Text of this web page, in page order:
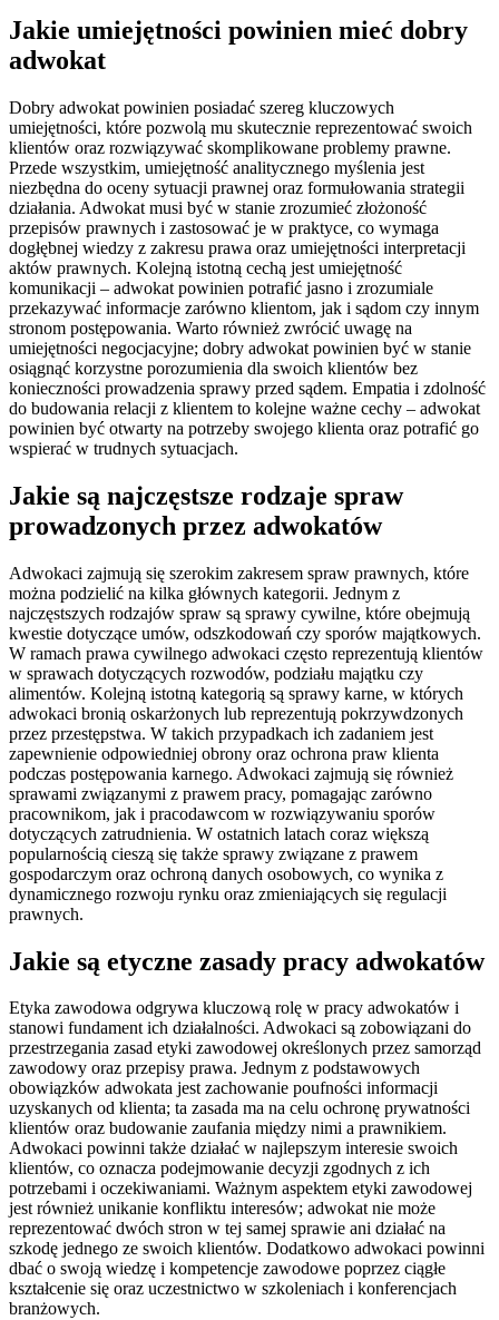
Jakie umiejętności powinien mieć dobry
adwokat
Dobry adwokat powinien posiadać szereg kluczowych
umiejętności, które pozwolą mu skutecznie reprezentować swoich
klientów oraz rozwiązywać skomplikowane problemy prawne.
Przede wszystkim, umiejętność analitycznego myślenia jest
niezbędna do oceny sytuacji prawnej oraz formułowania strategii
działania. Adwokat musi być w stanie zrozumieć złożoność
przepisów prawnych i zastosować je w praktyce, co wymaga
dogłębnej wiedzy z zakresu prawa oraz umiejętności interpretacji
aktów prawnych. Kolejną istotną cechą jest umiejętność
komunikacji – adwokat powinien potrafić jasno i zrozumiale
przekazywać informacje zarówno klientom, jak i sądom czy innym
stronom postępowania. Warto również zwrócić uwagę na
umiejętności negocjacyjne; dobry adwokat powinien być w stanie
osiągnąć korzystne porozumienia dla swoich klientów bez
konieczności prowadzenia sprawy przed sądem. Empatia i zdolność
do budowania relacji z klientem to kolejne ważne cechy – adwokat
powinien być otwarty na potrzeby swojego klienta oraz potrafić go
wspierać w trudnych sytuacjach.
Jakie są najczęstsze rodzaje spraw
prowadzonych przez adwokatów
Adwokaci zajmują się szerokim zakresem spraw prawnych, które
można podzielić na kilka głównych kategorii. Jednym z
najczęstszych rodzajów spraw są sprawy cywilne, które obejmują
kwestie dotyczące umów, odszkodowań czy sporów majątkowych.
W ramach prawa cywilnego adwokaci często reprezentują klientów
w sprawach dotyczących rozwodów, podziału majątku czy
alimentów. Kolejną istotną kategorią są sprawy karne, w których
adwokaci bronią oskarżonych lub reprezentują pokrzywdzonych
przez przestępstwa. W takich przypadkach ich zadaniem jest
zapewnienie odpowiedniej obrony oraz ochrona praw klienta
podczas postępowania karnego. Adwokaci zajmują się również
sprawami związanymi z prawem pracy, pomagając zarówno
pracownikom, jak i pracodawcom w rozwiązywaniu sporów
dotyczących zatrudnienia. W ostatnich latach coraz większą
popularnością cieszą się także sprawy związane z prawem
gospodarczym oraz ochroną danych osobowych, co wynika z
dynamicznego rozwoju rynku oraz zmieniających się regulacji
prawnych.
Jakie są etyczne zasady pracy adwokatów
Etyka zawodowa odgrywa kluczową rolę w pracy adwokatów i
stanowi fundament ich działalności. Adwokaci są zobowiązani do
przestrzegania zasad etyki zawodowej określonych przez samorząd
zawodowy oraz przepisy prawa. Jednym z podstawowych
obowiązków adwokata jest zachowanie poufności informacji
uzyskanych od klienta; ta zasada ma na celu ochronę prywatności
klientów oraz budowanie zaufania między nimi a prawnikiem.
Adwokaci powinni także działać w najlepszym interesie swoich
klientów, co oznacza podejmowanie decyzji zgodnych z ich
potrzebami i oczekiwaniami. Ważnym aspektem etyki zawodowej
jest również unikanie konfliktu interesów; adwokat nie może
reprezentować dwóch stron w tej samej sprawie ani działać na
szkodę jednego ze swoich klientów. Dodatkowo adwokaci powinni
dbać o swoją wiedzę i kompetencje zawodowe poprzez ciągłe
kształcenie się oraz uczestnictwo w szkoleniach i konferencjach
branżowych.